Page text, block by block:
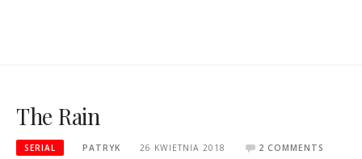
The Rain
SERIAL PATRYK 26 KWIETNIA 2018 2 COMMENTS